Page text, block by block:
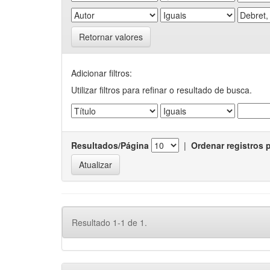
Retornar valores
Adicionar filtros:
Utilizar filtros para refinar o resultado de busca.
Resultados/Página | Ordenar registros
Resultado 1-1 de 1.